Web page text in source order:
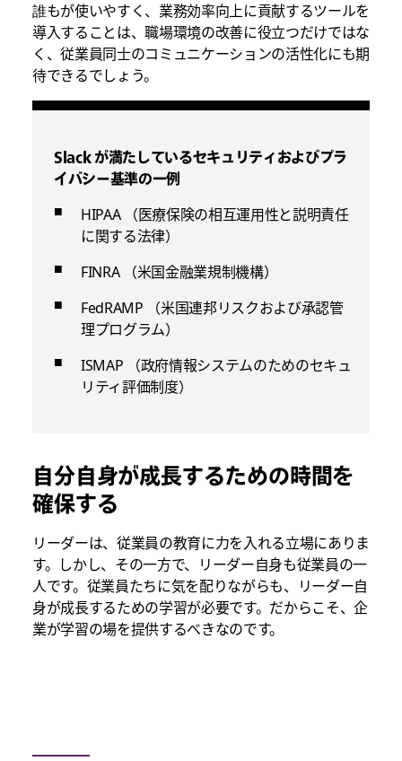
誰もが使いやすく、業務効率向上に貢献するツールを
導入することは、職場環境の改善に役立つだけではな
く、従業員同士のコミュニケーションの活性化にも期
待できるでしょう。
Slack が満たしているセキュリティおよびプラ
イバシー基準の一例
HIPAA （医療保険の相互運用性と説明責任
に関する法律）
FINRA （米国金融業規制機構）
FedRAMP （米国連邦リスクおよび承認管
理プログラム）
ISMAP （政府情報システムのためのセキュ
リティ評価制度）
自分自身が成長するための時間を
確保する
リーダーは、従業員の教育に力を入れる立場にありま
す。しかし、その一方で、リーダー自身も従業員の一
人です。従業員たちに気を配りながらも、リーダー自
身が成長するための学習が必要です。だからこそ、企
業が学習の場を提供するべきなのです。